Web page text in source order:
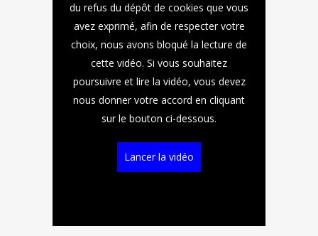
du refus du dépôt de cookies que vous
avez exprimé, afin de respecter votre
choix, nous avons bloqué la lecture de
cette vidéo. Si vous souhaitez
poursuivre et lire la vidéo, vous devez
nous donner votre accord en cliquant
sur le bouton ci-dessous.
Lancer la vidéo